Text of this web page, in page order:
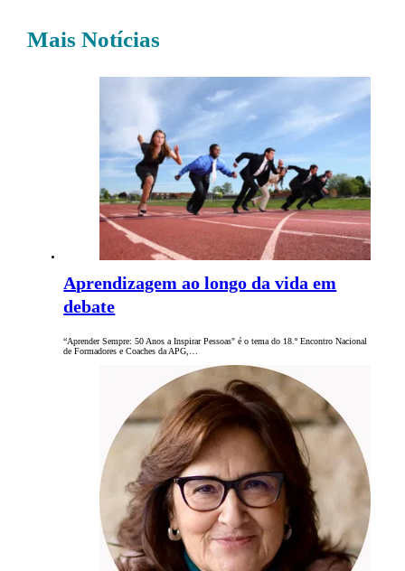
Mais Notícias
Aprendizagem ao longo da vida em
debate
“Aprender Sempre: 50 Anos a Inspirar Pessoas" é o tema do 18.º Encontro Nacional
de Formadores e Coaches da APG,…